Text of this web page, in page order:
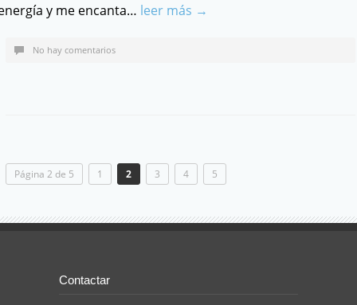
y me encanta… leer más →
No hay comentarios
Página 2 de 5 1 2 3 4 5
Contactar